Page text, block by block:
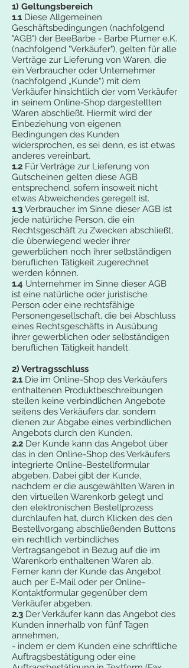
1) Geltungsbereich
1.1 Diese Allgemeinen
Geschäftsbedingungen (nachfolgend
"AGB") der BeeBarbe - Barbe Plumer e.K.
(nachfolgend "Verkäufer"), gelten für alle
Verträge zur Lieferung von Waren, die
ein Verbraucher oder Unternehmer
(nachfolgend „Kunde“) mit dem
Verkäufer hinsichtlich der vom Verkäufer
in seinem Online-Shop dargestellten
Waren abschließt. Hiermit wird der
Einbeziehung von eigenen
Bedingungen des Kunden
widersprochen, es sei denn, es ist etwas
anderes vereinbart.
1.2 Für Verträge zur Lieferung von
Gutscheinen gelten diese AGB
entsprechend, sofern insoweit nicht
etwas Abweichendes geregelt ist.
1.3 Verbraucher im Sinne dieser AGB ist
jede natürliche Person, die ein
Rechtsgeschäft zu Zwecken abschließt,
die überwiegend weder ihrer
gewerblichen noch ihrer selbständigen
beruflichen Tätigkeit zugerechnet
werden können.
1.4 Unternehmer im Sinne dieser AGB
ist eine natürliche oder juristische
Person oder eine rechtsfähige
Personengesellschaft, die bei Abschluss
eines Rechtsgeschäfts in Ausübung
ihrer gewerblichen oder selbständigen
beruflichen Tätigkeit handelt.
2) Vertragsschluss
2.1 Die im Online-Shop des Verkäufers
enthaltenen Produktbeschreibungen
stellen keine verbindlichen Angebote
seitens des Verkäufers dar, sondern
dienen zur Abgabe eines verbindlichen
Angebots durch den Kunden.
2.2 Der Kunde kann das Angebot über
das in den Online-Shop des Verkäufers
integrierte Online-Bestellformular
abgeben. Dabei gibt der Kunde,
nachdem er die ausgewählten Waren in
den virtuellen Warenkorb gelegt und
den elektronischen Bestellprozess
durchlaufen hat, durch Klicken des den
Bestellvorgang abschließenden Buttons
ein rechtlich verbindliches
Vertragsangebot in Bezug auf die im
Warenkorb enthaltenen Waren ab.
Ferner kann der Kunde das Angebot
auch per E-Mail oder per Online-
Kontaktformular gegenüber dem
Verkäufer abgeben.
2.3 Der Verkäufer kann das Angebot des
Kunden innerhalb von fünf Tagen
annehmen,
- indem er dem Kunden eine schriftliche
Auftragsbestätigung oder eine